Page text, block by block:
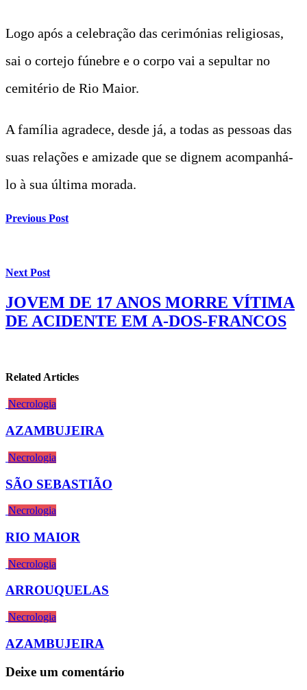
Logo após a celebração das cerimónias religiosas,
sai o cortejo fúnebre e o corpo vai a sepultar no
cemitério de Rio Maior.
A família agradece, desde já, a todas as pessoas das
suas relações e amizade que se dignem acompanhá-
lo à sua última morada.
Previous Post
Next Post
JOVEM DE 17 ANOS MORRE VÍTIMA
DE ACIDENTE EM A-DOS-FRANCOS
Related Articles
Necrologia
AZAMBUJEIRA
Necrologia
SÃO SEBASTIÃO
Necrologia
RIO MAIOR
Necrologia
ARROUQUELAS
Necrologia
AZAMBUJEIRA
Deixe um comentário